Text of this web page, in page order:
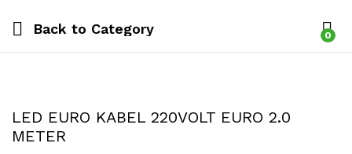
Back to Category 0
LED EURO KABEL 220VOLT EURO 2.0
METER